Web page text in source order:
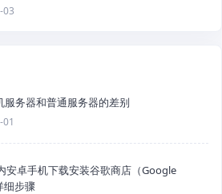
03
服务器和普通服务器的差别
安卓手机下载安装谷歌商店（Google
细步骤